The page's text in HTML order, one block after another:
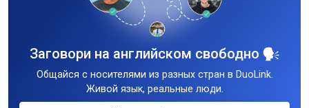
Заговори на английском свободно
Общайся с носителями из разных стран в DuoLink.
Живой язык, реальные люди.